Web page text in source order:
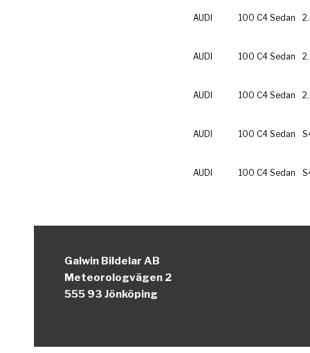
AUDI 100 C4 Sedan
AUDI 100 C4 Sedan
AUDI 100 C4 Sedan
AUDI 100 C4 Sedan
AUDI 100 C4 Sedan
Galwin Bildelar AB
Meteorologvägen 2
555 93 Jönköping